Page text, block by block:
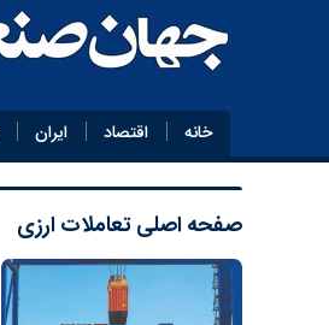
خانه اقتصاد ایران
صفحه اصلیتعاملات ارزی